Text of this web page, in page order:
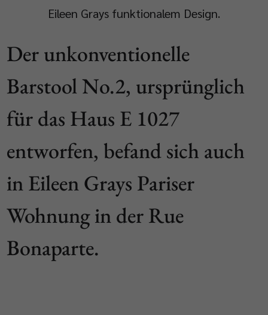
Eileen Grays funktionalem Design.
Der unkonventionelle
Barstool No.2, ursprünglich
für das Haus E 1027
entworfen, befand sich auch
in Eileen Grays Pariser
Wohnung in der Rue
Bonaparte.